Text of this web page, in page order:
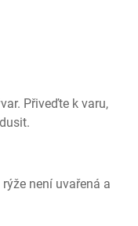
Přiveďte k varu,
není uvařená a